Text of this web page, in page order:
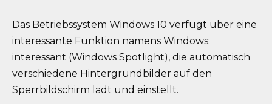
Das Betriebssystem Windows 10 verfügt über eine
interessante Funktion namens Windows:
interessant (Windows Spotlight), die automatisch
verschiedene Hintergrundbilder auf den
Sperrbildschirm lädt und einstellt.